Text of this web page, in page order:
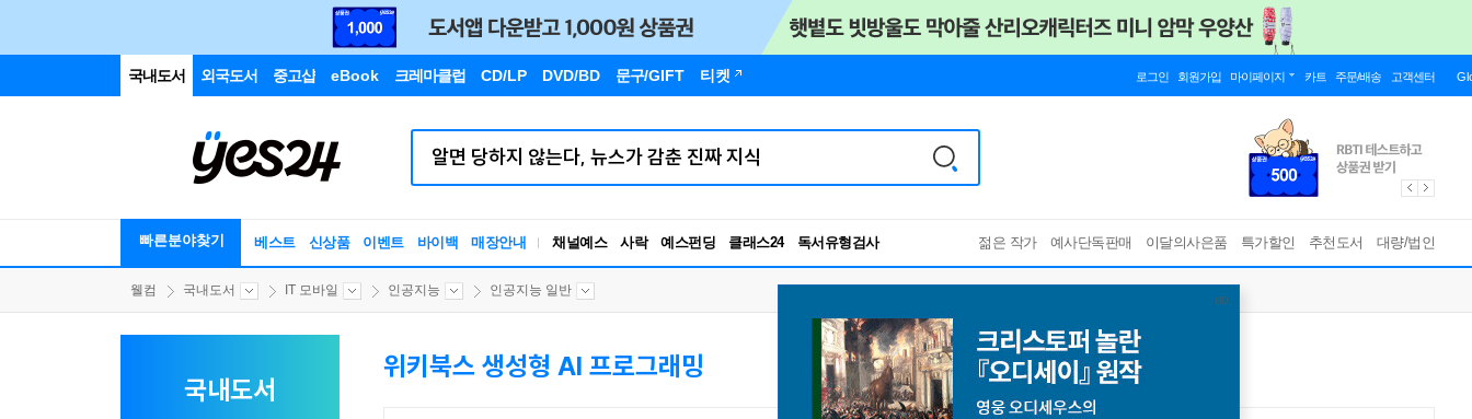
국내도서 외국도서 중고샵 eBook 크레마클럽 CD/LP DVD/BD 문구/GIFT 티켓 로그인 회원가입 마이페이지 카트 주문/배송 고객센터
빠른분야찾기 베스트 신상품 이벤트 바이백 매장안내 채널예스 사락 예스펀딩 클래스24
독서유형검사
RBTI Lab
독서유형검사
젊은 작가 예사단독판매 이달의사은품 특가할인 추천도서 대량/법인
웰컴 국내도서 IT 모바일 인공지능 인공지능 일반
국내도서
위키북스 생성형 AI 프로그래밍